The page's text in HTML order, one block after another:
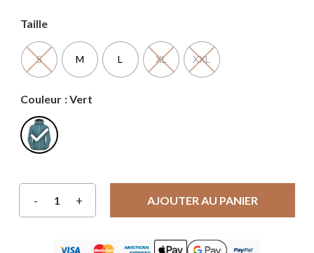
Taille
S M L XL XXL
Couleur : Vert
AJOUTER AU PANIER